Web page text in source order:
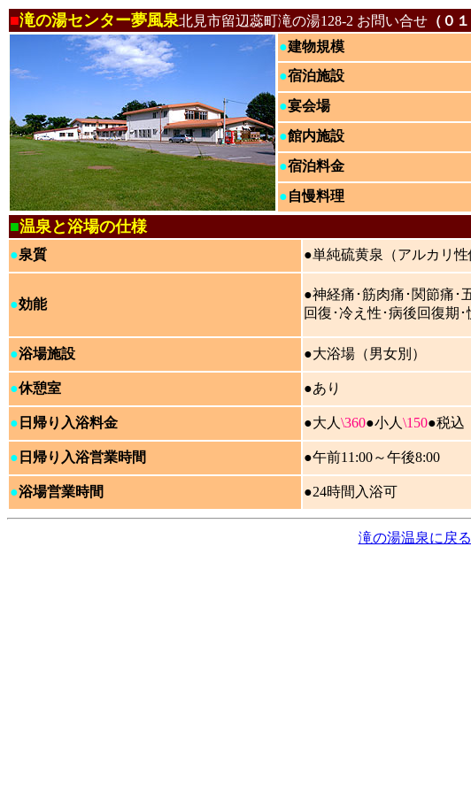
■滝の湯センター夢風泉北見市留辺蕊町滝の湯128-2 お問い合せ （０
●建物規模
●宿泊施設
●宴会場
●館内施設
●宿泊料金
●自慢料理
■温泉と浴場の仕様
●泉質 ●単純硫黄泉（アルカリ
●効能
●神経痛･筋肉痛･関節痛･
回復･冷え性･病後回復期
●浴場施設 ●大浴場（男女別）
●休憩室 ●あり
● 日帰り入浴料金 ●大人 \360●小人 \150●税込
● 日帰り入浴営業時間 ●午前11:00～午後8:00
●浴場営業時間 ●24時間入浴可
滝の湯温泉に戻る